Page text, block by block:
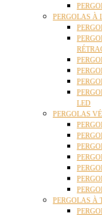
PERGOLAS À
LED
PERGOLAS
PERGOLAS À